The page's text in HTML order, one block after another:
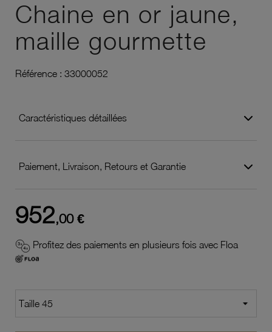
Chaine en or jaune,
maille gourmette
Référence : 33000052
Caractéristiques détaillées
Paiement, Livraison, Retours et Garantie
952,00 €
Profitez des paiements en plusieurs fois avec Floa